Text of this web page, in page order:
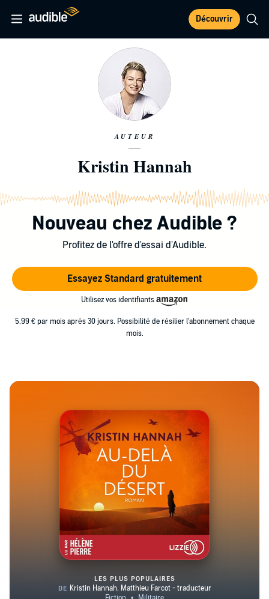
Découvrir
AUTEUR
Kristin Hannah
Nouveau chez Audible ?
Profitez de l'offre d'essai d'Audible.
Essayez Standard gratuitement
Utilisez vos identifiants
5,99 € par mois après 30 jours. Possibilité de résilier l'abonnement chaque
mois.
LES PLUS POPULAIRES